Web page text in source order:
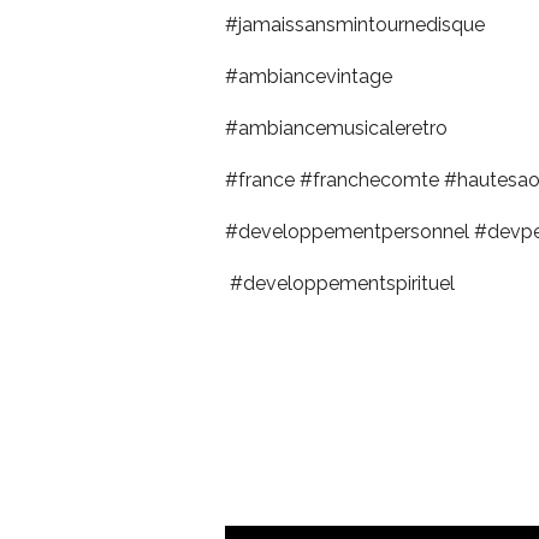
#jamaissansmintournedisque
#ambiancevintage
#ambiancemusicaleretro
#france #franchecomte
#developpementpersonnel
#developpementspirituel